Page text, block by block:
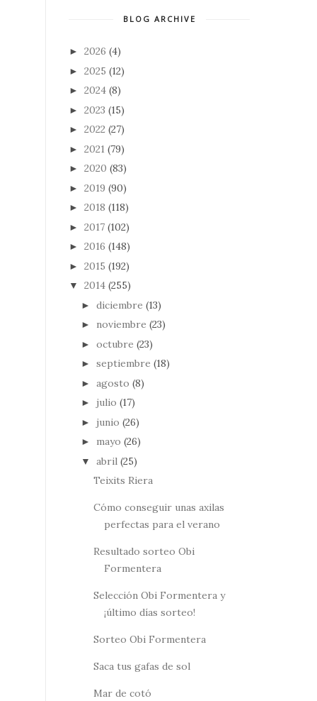
BLOG ARCHIVE
► 2026 (4)
► 2025 (12)
► 2024 (8)
► 2023 (15)
► 2022 (27)
► 2021 (79)
► 2020 (83)
► 2019 (90)
► 2018 (118)
► 2017 (102)
► 2016 (148)
► 2015 (192)
▼ 2014 (255)
► diciembre (13)
► noviembre (23)
► octubre (23)
► septiembre (18)
► agosto (8)
► julio (17)
► junio (26)
► mayo (26)
▼ abril (25)
Teixits Riera
Cómo conseguir unas axilas
perfectas para el verano
Resultado sorteo Obi
Formentera
Selección Obi Formentera y
¡último días sorteo!
Sorteo Obi Formentera
Saca tus gafas de sol
Mar de cotó